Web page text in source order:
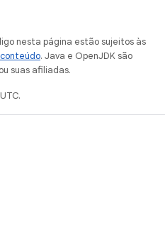
nesta página estão sujeitos às
. Java e OpenJDK são
suas afiliadas.